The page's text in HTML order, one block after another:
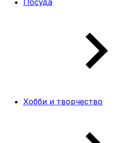
Посуда
Хобби и творчество